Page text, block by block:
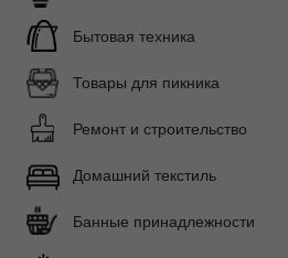
Бытовая техника
Товары для пикника
Ремонт и строительство
Домашний текстиль
Банные принадлежности